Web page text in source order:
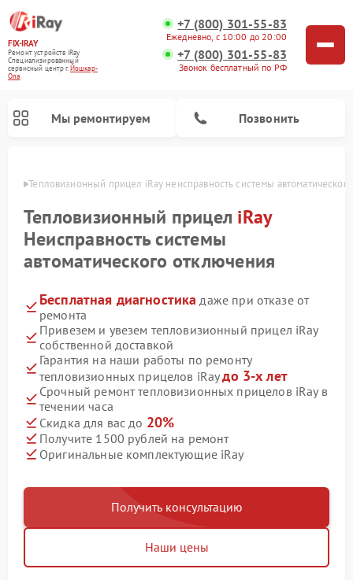
FIX-IRAY
Ремонт устройств iRay
Специализированный
cервисный центр г.Йошкар-
Ола
+7 (800) 301-55-83
Ежедневно, с 10:00 до 20:00
+7 (800) 301-55-83
Звонок бесплатный по РФ
Мы ремонтируем Позвонить
Оле Тепловизионный прицел iRay неисправность системы
Тепловизионный прицел iRay
Неисправность системы
автоматического отключения
Бесплатная диагностика даже при отказе от
ремонта
Привезем и увезем тепловизионный прицел iRay
собственной доставкой
Гарантия на наши работы по ремонту
тепловизионных прицелов iRayдо 3-х лет
Срочный ремонт тепловизионных прицелов iRay в
течении часа
Скидка для вас до 20%
Получите 1500 рублей на ремонт
Оригинальные комплектующие iRay
Получить консультацию
Наши цены